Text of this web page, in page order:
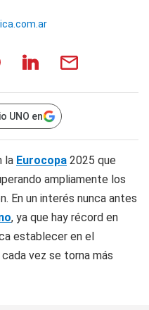
UNO en
la Eurocopa 2025 que
ampliamente los
En un interés nunca antes
, ya que hay récord en
establecer en el
vez se torna más